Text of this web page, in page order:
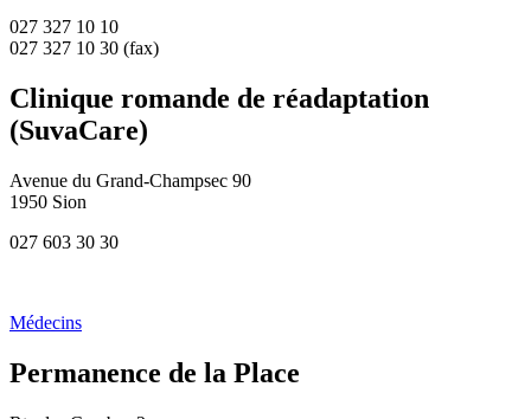
027 327 10 10
027 327 10 30 (fax)
Clinique romande de réadaptation
(SuvaCare)
Avenue du Grand-Champsec 90
1950 Sion
027 603 30 30
Médecins
Permanence de la Place